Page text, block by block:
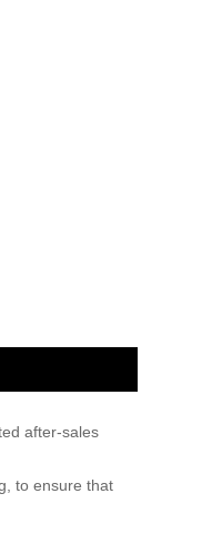
after-sales
to ensure that